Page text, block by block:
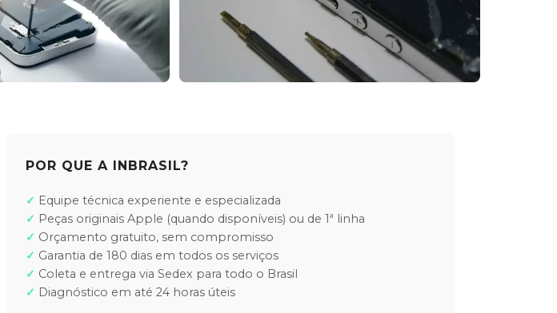
POR QUE A INBRASIL?
Equipe técnica experiente e especializada
Peças originais Apple (quando disponíveis) ou de 1ª linha
Orçamento gratuito, sem compromisso
Garantia de 180 dias em todos os serviços
Coleta e entrega via Sedex para todo o Brasil
Diagnóstico em até 24 horas úteis